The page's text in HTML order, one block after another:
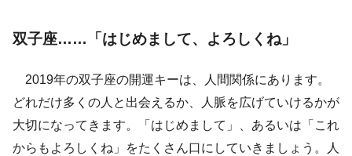
双子座……「はじめまして、よろしくね」
2019年の双子座の開運キーは、人間関係にあります。
どれだけ多くの人と出会えるか、人脈を広げていけるかが
大切になってきます。「はじめまして」、あるいは「これ
からもよろしくね」をたくさん口にしていきましょう。人